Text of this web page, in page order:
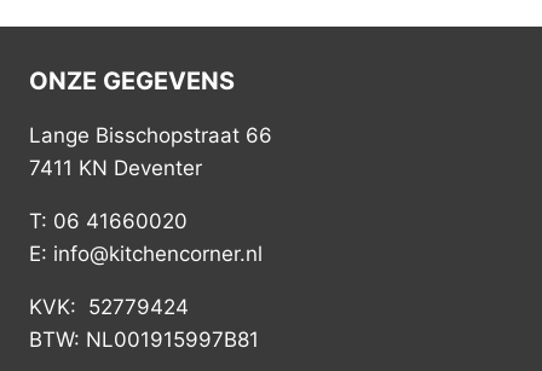
ONZE GEGEVENS
Lange Bisschopstraat 66
7411 KN Deventer
T: 06 41660020
E: info@kitchencorner.nl
KVK: 52779424
BTW: NL001915997B81